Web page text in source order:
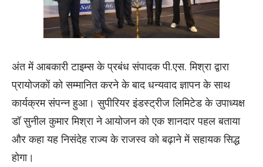
अंत में आबकारी टाइम्स के प्रबंध संपादक पी.एस. मिश्रा द्वारा
प्रायोजकों को सम्मानित करने के बाद धन्यवाद ज्ञापन के साथ
कार्यक्रम संपन्न हुआ। सुपीरियर इंडस्ट्रीज लिमिटेड के उपाध्यक्ष
डॉ सुनील कुमार मिश्रा ने आयोजन को एक शानदार पहल बताया
और कहा यह निसंदेह राज्य के राजस्व को बढ़ाने में सहायक सिद्ध
होगा।